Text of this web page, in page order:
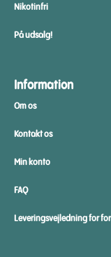
Nikotinfri
På udsalg!
Information
Om os
Kontakt os
Min konto
FAQ
Leveringsvejledning for